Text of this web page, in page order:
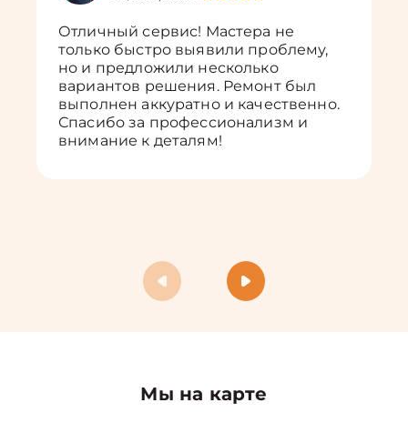
Отличный сервис! Мастера не
только быстро выявили проблему,
но и предложили несколько
вариантов решения. Ремонт был
выполнен аккуратно и качественно.
Спасибо за профессионализм и
внимание к деталям!
Мы на карте